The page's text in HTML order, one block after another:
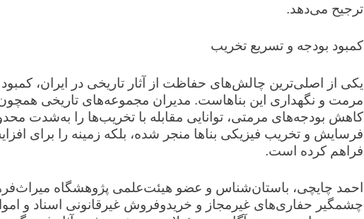
ترجیح می‌دهد.
کمبود بودجه و تسریع تخریب
یکی از اصلی‌ترین چالش‌های حفاظت از آثار تاریخی در ایران،
مرمت و نگهداری این بناهاست. مدیران مجموعه‌های تاریخی همچون
کاهش بودجه‌های مرمتی، توانایی مقابله با تخریب‌ها را به‌شدت
فرسایش و تخریب فیزیکی بناها منجر شده، بلکه زمینه را برای
فراهم کرده است.
احمد چایچی، باستان‌شناس و عضو هیئت‌علمی پژوهشگاه
چشمگیر حفاری‌های غیرمجاز و خریدوفروش غیرقانونی اسناد و